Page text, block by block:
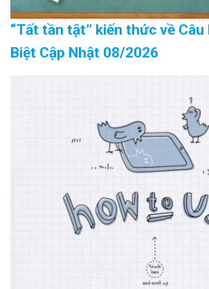
“Tất tần tật” kiến thức về
Biệt Cập Nhật 08/2026